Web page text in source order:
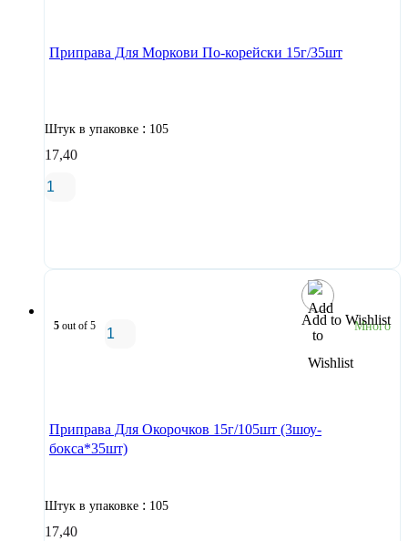
Приправа Для Моркови По-корейски 15г/35шт
Штук в упаковке : 105
17,40
Add to Wishlist
5 out of 5 Много
Приправа Для Окорочков 15г/105шт (3шоу-
бокса*35шт)
Штук в упаковке : 105
17,40